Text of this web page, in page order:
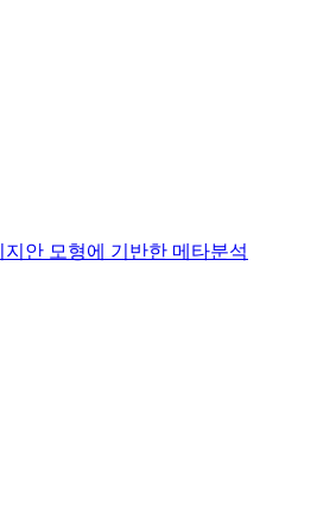
안 모형에 기반한 메타분석